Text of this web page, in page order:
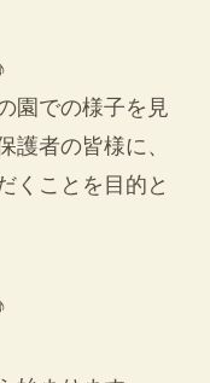
園での様子を見
護者の皆様に、
くことを目的と